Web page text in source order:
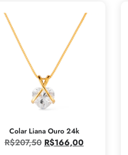
Colar Liana Ouro 24k
R$207,50 R$166,00